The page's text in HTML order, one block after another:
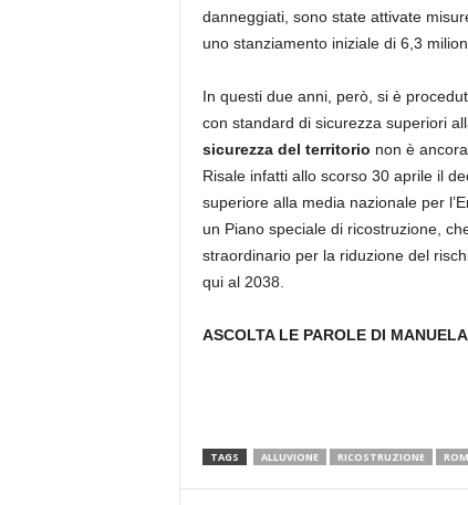
danneggiati, sono state attivate
uno stanziamento iniziale di 6,3
In questi due anni, però, si è
con standard di sicurezza superiori
sicurezza del territorio non è
Risale infatti allo scorso 30 aprile il
superiore alla media nazionale per
un Piano speciale di ricostruzione,
straordinario per la riduzione del
qui al 2038.
ASCOLTA LE PAROLE DI
TAGS ALLUVIONE RICOSTRUZIONE